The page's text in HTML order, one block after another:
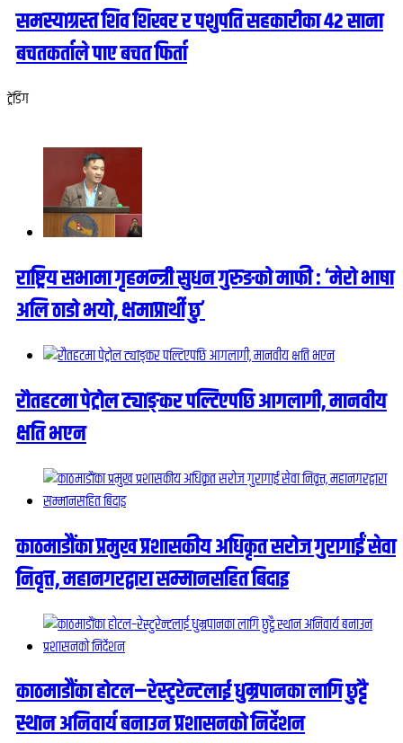
समस्याग्रस्त शिव शिखर र पशुपति सहकारीका ४२ साना
बचतकर्ताले पाए बचत फिर्ता
ट्रेंडिंग
राष्ट्रिय सभामा गृहमन्त्री सुधन गुरुङको माफी : ‘मेरो भाषा
अलि ठाडो भयो, क्षमाप्रार्थी छु’
रौतहटमा पेट्रोल ट्याङ्कर पल्टिएपछि आगलागी, मानवीय
क्षति भएन
काठमाडौंका प्रमुख प्रशासकीय अधिकृत सरोज गुरागाईं सेवा
निवृत्त, महानगरद्वारा सम्मानसहित बिदाइ
काठमाडौंका होटल–रेस्टुरेन्टलाई धुम्रपानका लागि छुट्टै
स्थान अनिवार्य बनाउन प्रशासनको निर्देशन